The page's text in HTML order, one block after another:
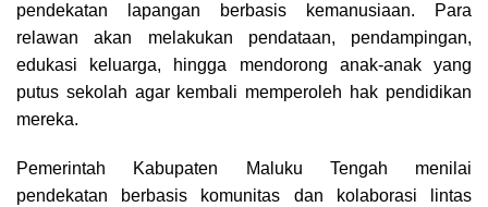
pendekatan lapangan berbasis kemanusiaan. Para
relawan akan melakukan pendataan, pendampingan,
edukasi keluarga, hingga mendorong anak-anak yang
putus sekolah agar kembali memperoleh hak pendidikan
mereka.
Pemerintah Kabupaten Maluku Tengah menilai
pendekatan berbasis komunitas dan kolaborasi lintas